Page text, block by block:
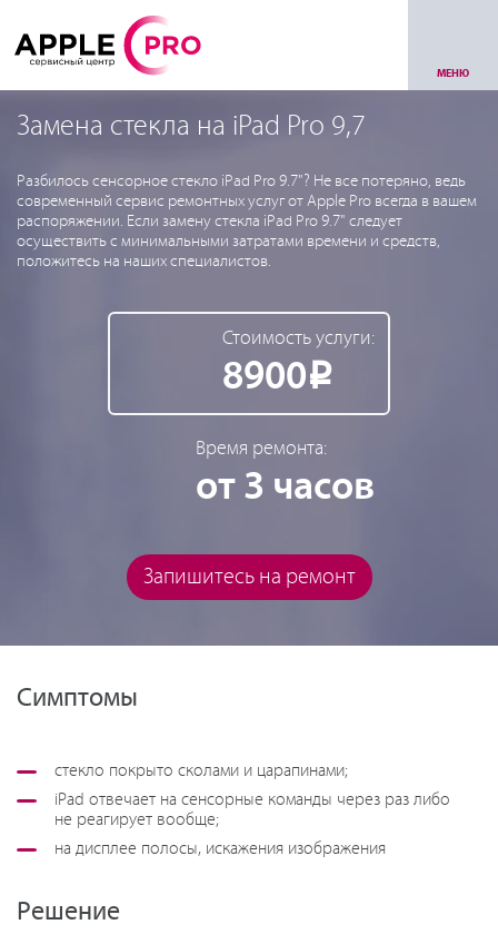
МЕНЮ
Замена стекла на iPad Pro 9,7
Разбилось сенсорное стекло iPad Pro 9.7"? Не все потеряно, ведь
современный сервис ремонтных услуг от Apple Pro всегда в вашем
распоряжении. Если замену стекла iPad Pro 9.7" следует
осуществить с минимальными затратами времени и средств,
положитесь на наших специалистов.
Стоимость услуги:
8900Р
Время ремонта:
от 3 часов
Запишитесь на ремонт
Симптомы
стекло покрыто сколами и царапинами;
iPad отвечает на сенсорные команды через раз либо
не реагирует вообще;
на дисплее полосы, искажения изображения
Решение